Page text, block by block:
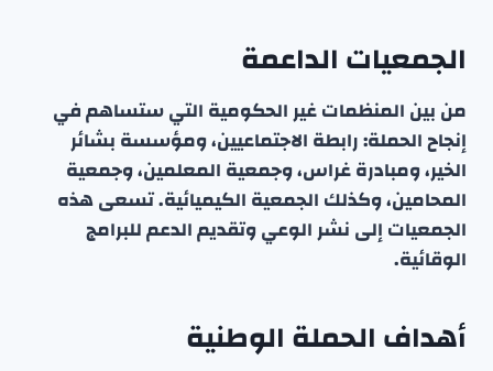
الجمعيات الداعمة
من بين المنظمات غير الحكومية التي ستساهم في
إنجاح الحملة: رابطة الاجتماعيين، ومؤسسة بشائر
الخير، ومبادرة غراس، وجمعية المعلمين، وجمعية
المحامين، وكذلك الجمعية الكيميائية. تسعى هذه
الجمعيات إلى نشر الوعي وتقديم الدعم للبرامج
الوقائية.
أهداف الحملة الوطنية